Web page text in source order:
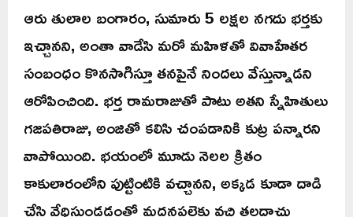
ఆరు తులాల బంగారం, సుమారు 5 లక్షల నగదు భర్తకు
ఇచ్చానని, అంతా వాడేసి మరో మహిళతో వివాహేతర
సంబంధం కొనసాగిస్తూ తనపైనే నిందలు వేస్తున్నాడని
ఆరోపించింది. భర్త రామరాజుతో పాటు అతని స్నేహితులు
గజపతిరాజు, అంజితో కలిసి చంపడానికి కుట్ర పన్నారని
వాపోయింది. భయంలో మూడు నెలల క్రితం
కాకులారంలోని పుట్టింటికి వచ్చానని, అక్కడ కూడా దాడి
చేసి వేధిస్తుండడంతో మదనపల్లెకు వచ్చి తలదాచు